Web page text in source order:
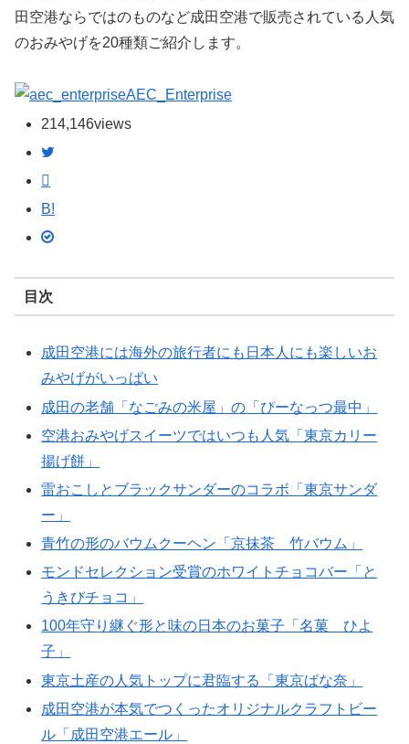
田空港ならではのものなど成田空港で販売されている人気
のおみやげを20種類ご紹介します。
AEC_Enterprise
214,146views
B!
目次
成田空港には海外の旅行者にも日本人にも楽しいお
みやげがいっぱい
成田の老舗「なごみの米屋」の「ぴーなっつ最中」
空港おみやげスイーツではいつも人気「東京カリー
揚げ餅」
雷おこしとブラックサンダーのコラボ「東京サンダ
ー」
青竹の形のバウムクーヘン「京抹茶 竹バウム」
モンドセレクション受賞のホワイトチョコバー「と
うきびチョコ」
100年守り継ぐ形と味の日本のお菓子「名菓 ひよ
子」
東京土産の人気トップに君臨する「東京ばな奈」
成田空港が本気でつくったオリジナルクラフトビー
ル「成田空港エール」